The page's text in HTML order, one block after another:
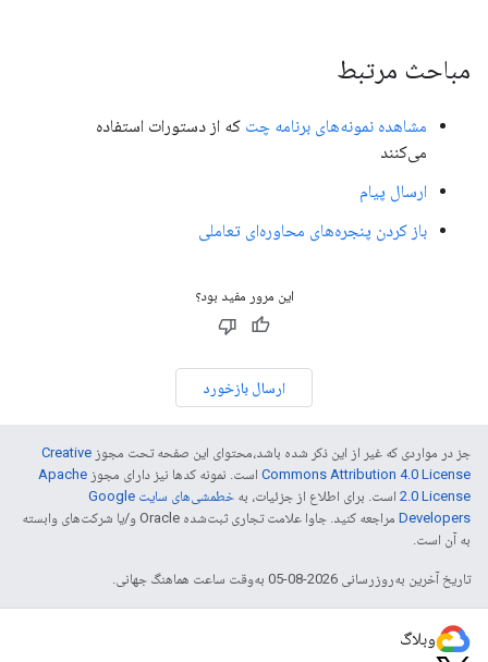
مباحث مرتبط
مشاهده نمونه‌های برنامه چت که از دستورات استفاده
می‌کنند
ارسال پیام
باز کردن پنجره‌های محاوره‌ای تعاملی
این مرور مفید بود؟
ارسال بازخورد
جز در مواردی که غیر از این ذکر شده باشد،‌محتوای این صفحه تحت مجوز Creative
Commons Attribution 4.0 License است. نمونه کدها نیز دارای مجوز Apache
2.0 License است. برای اطلاع از جزئیات، به
خطمشی‌های سایت Google
Developers‏
مراجعه کنید. جاوا علامت تجاری ثبت‌شده Oracle و/یا شرکت‌های وابسته
به آن است.
تاریخ آخرین به‌روزرسانی 2026-08-05 به‌وقت ساعت هماهنگ جهانی.
وبلاگ